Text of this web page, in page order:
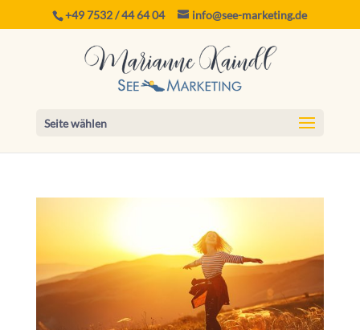
+49 7532 / 44 64 04 info@see-marketing.de
Seite wählen